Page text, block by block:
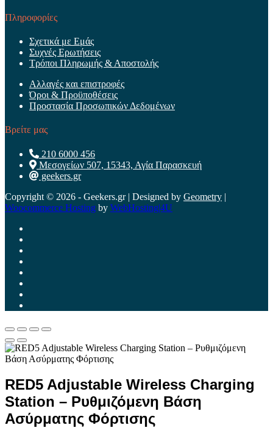
Πληροφορίες
Σχετικά με Εμάς
Συχνές Ερωτήσεις
Τρόποι Πληρωμής & Αποστολής
Αλλαγές και επιστροφές
Όροι & Προϋποθέσεις
Προστασία Προσωπικών Δεδομένων
Βρείτε μας
210 6000 456
Μεσογείων 507, 15343, Αγία Παρασκευή
geekers.gr
Copyright © 2026 - Geekers.gr | Designed by Geometry |
Woocommerce Hosting by WebHosting|4U
RED5 Adjustable Wireless Charging
Station – Ρυθμιζόμενη Βάση
Ασύρματης Φόρτισης